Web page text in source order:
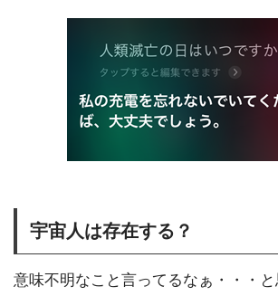
宇宙人は存在する？
意味不明なこと言ってるなぁ・・・